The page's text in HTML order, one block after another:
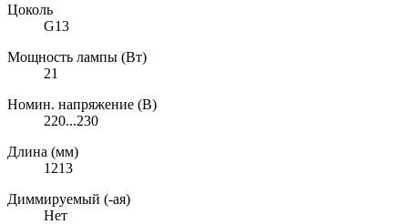
Цоколь
G13
Мощность лампы (Вт)
21
Номин. напряжение (В)
220...230
Длина (мм)
1213
Диммируемый (-ая)
Нет